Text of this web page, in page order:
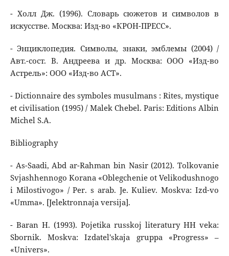
- Холл Дж. (1996). Словарь сюжетов и символов в
искусстве. Москва: Изд-во «КРОН-ПРЕСС».
- Энциклопедия. Символы, знаки, эмблемы (2004) /
Авт.-сост. В. Андреева и др. Москва: ООО «Изд-во
Астрель»: ООО «Изд-во АСТ».
- Dictionnaire des symboles musulmans : Rites, mystique
et civilisation (1995) / Malek Chebel. Paris: Editions Albin
Michel S.A.
Bibliography
- As-Saadi, Abd ar-Rahman bin Nasir (2012). Tolkovanie
Svjashhennogo Korana «Oblegchenie ot Velikodushnogo
i Milostivogo» / Per. s arab. Je. Kuliev. Moskva: Izd-vo
«Umma». [Jelektronnaja versija].
- Baran H. (1993). Pojetika russkoj literatury HH veka:
Sbornik. Moskva: Izdatel'skaja gruppa «Progress» –
«Univers».